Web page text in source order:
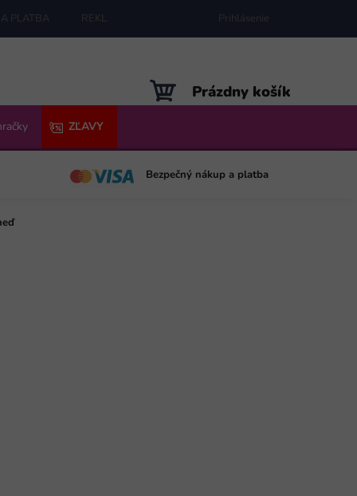
PLATBA REKLAMÁCIE MAPA SERVERU
Prihlásenie
NÁKUPNÝ
KOŠÍK
Prázdny košík
ZĽAVY
Bezpečný nákup a platba